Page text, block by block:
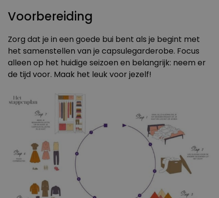
Voorbereiding
Zorg dat je in een goede bui bent als je begint met
het samenstellen van je capsulegarderobe. Focus
alleen op het huidige seizoen en belangrijk: neem er
de tijd voor. Maak het leuk voor jezelf!